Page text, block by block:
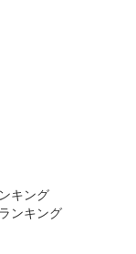
キング
ンキング